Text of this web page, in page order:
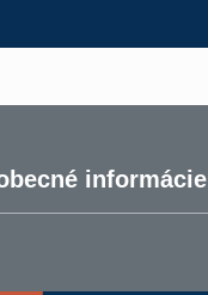
informácie